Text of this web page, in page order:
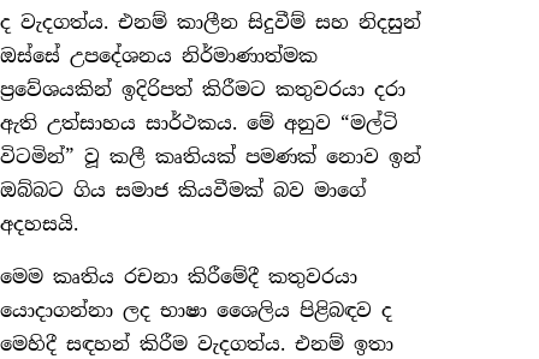
ද වැදගත්ය. එනම් කාලීන සිදුවීම් සහ නිදසුන්
ඔස්සේ උපදේශනය නිර්මාණාත්මක
ප්‍රවේශයකින් ඉදිරිපත් කිරීමට කතුවරයා දරා
ඇති උත්සාහය සාර්ථකය. මේ අනුව “මල්ටි
විටමින්” වූ කලී කෘතියක් පමණක් නොව ඉන්
ඔබ්බට ගිය සමාජ කියවීමක් බව මාගේ
අදහසයි.
මෙම කෘතිය රචනා කිරීමේදී කතුවරයා
යොදාගන්නා ලද භාෂා ශෛලිය පිළිබඳව ද
මෙහිදී සඳහන් කිරීම වැදගත්ය. එනම් ඉතා